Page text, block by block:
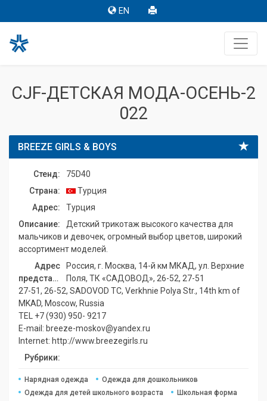
EN
CJF-ДЕТСКАЯ МОДА-ОСЕНЬ-2
022
BREEZE GIRLS & BOYS
Стенд:
75D40
Страна:
Турция
Адрес:
Турция
Описание:
Детский трикотаж высокого качества для
мальчиков и девочек, огромный выбор цветов, широкий
ассортимент моделей.
Адрес
представительства:
Россия, г. Москва, 14-й км МКАД, ул. Верхние
Поля, ТК «САДОВОД», 26-52, 27-51
27-51, 26-52, SADOVOD TC, Verkhnie Polya Str., 14th km of
MKAD, Moscow, Russia
TEL +7 (930) 950- 9217
E-mail: breeze-moskov@yandex.ru
Internet: http://www.breezegirls.ru
Рубрики:
Нарядная одежда
Одежда для дошкольников
Одежда для детей школьного возраста
Школьная форма